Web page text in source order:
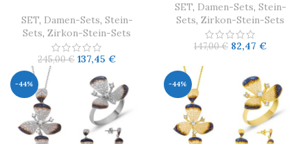
SET, Damen-Sets, Stein-
Sets, Zirkon-Stein-Sets
245,00€ 137,45 €
SET, Damen-Sets, Stein-
Sets, Zirkon-Stein-Sets
147,00€ 82,47 €
-44% -44%